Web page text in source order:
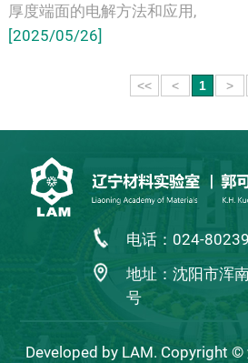
厚度端面的电解方法和应用,
涉及金属带材分析技术领
金属带材的轧制面,以使金属
带材的待观测厚度端面与夹
端面进行磨抛和清洗;将金属
带材与电解设备进行导电处
理,对所述金属带材的待观测
厚度端面进行电解抛光或电
解腐蚀。应用为:所述金属带
材厚度端面的电解方法,用于
金属带材厚度端面的分析。
本发明通过夹具对待测金属
[2025/05/26]
<< < 1 >
电话：024-
地址：沈阳市浑
号
Developed by LAM. Copyright